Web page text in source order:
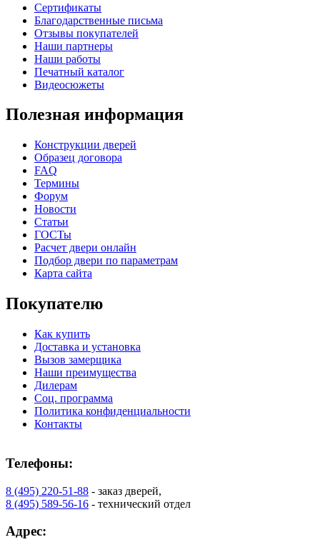
Сертификаты
Благодарственные письма
Отзывы покупателей
Наши партнеры
Наши работы
Печатный каталог
Видеосюжеты
Полезная информация
Конструкции дверей
Образец договора
FAQ
Термины
Форум
Новости
Статьи
ГОСТы
Расчет двери онлайн
Подбор двери по параметрам
Карта сайта
Покупателю
Как купить
Доставка и установка
Вызов замерщика
Наши преимущества
Дилерам
Соц. программа
Политика конфиденциальности
Контакты
Телефоны:
8 (495) 220-51-88 - заказ дверей,
8 (495) 589-56-16 - технический отдел
Адрес: